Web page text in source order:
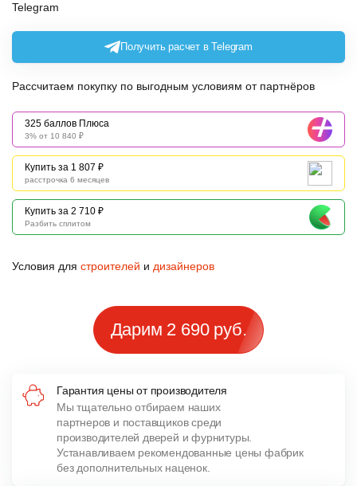
Telegram
Получить расчет в Telegram
Рассчитаем покупку по выгодным условиям от партнёров
325 баллов Плюса
3% от 10 840 ₽
Купить за 1 807 ₽
расстрочка 6 месяцев
Купить за 2 710 ₽
Разбить сплитом
Условия для строителей и дизайнеров
Дарим 2 690 руб.
Гарантия цены от производителя
Мы тщательно отбираем наших
партнеров и поставщиков среди
производителей дверей и фурнитуры.
Устанавливаем рекомендованные цены фабрик
без дополнительных наценок.